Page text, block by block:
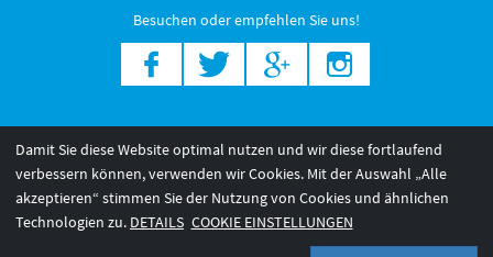
Besuchen oder empfehlen Sie uns!
Bodensee Regionen
Bodensee Highlights
Bodensee Angebote
Damit Sie diese Website optimal nutzen und wir diese fortlaufend
verbessern können, verwenden wir Cookies. Mit der Auswahl „Alle
akzeptieren“ stimmen Sie der Nutzung von Cookies und ähnlichen
Technologien zu. DETAILS COOKIE EINSTELLUNGEN